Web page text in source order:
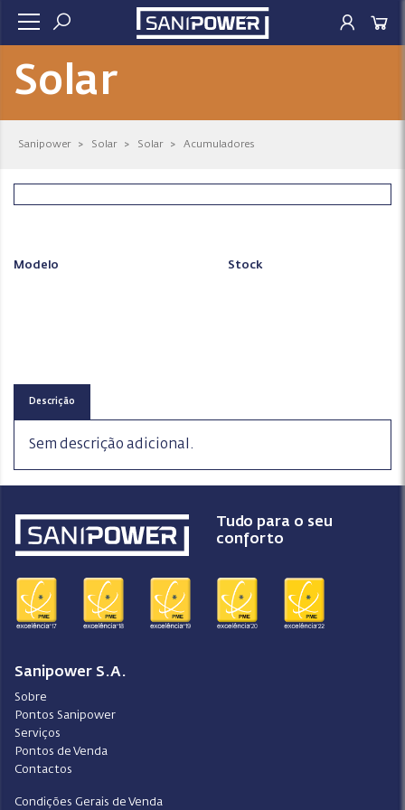
Solar
Sanipower > Solar > Solar > Acumuladores
Modelo Stock
Descrição
Sem descrição adicional.
Tudo para o seu
conforto
Sanipower S.A.
Sobre
Pontos Sanipower
Serviços
Pontos de Venda
Contactos
Condições Gerais de Venda